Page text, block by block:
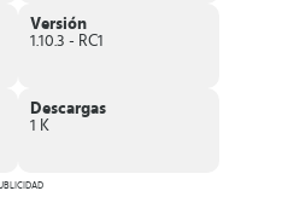
se empiezan a formar las
podrás aprender sus nombres, la
cosas.
de un buscador integrado
y apunta al cielo con el teléfono.
Map
Versión
1.10.3 - RC1
Descargas
1 K